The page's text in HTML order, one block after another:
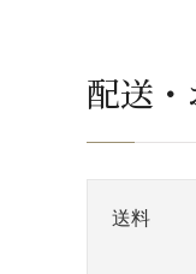
配送
送料